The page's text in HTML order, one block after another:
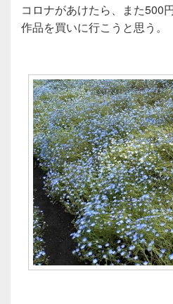
コロナがあけたら、また500
作品を買いに行こうと思う。